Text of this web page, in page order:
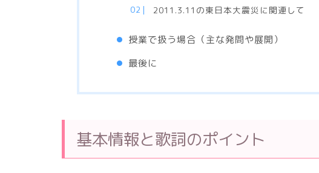
2011.3.11の東日本大震災に関連して
授業で扱う場合（主な発問や展開）
最後に
基本情報と歌詞のポイント